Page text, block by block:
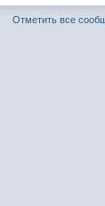
Отметить все